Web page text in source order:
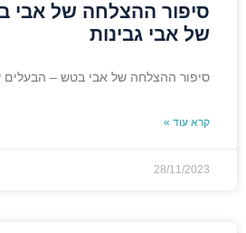
סיפור ההצלחה של אבי
של אבי גבינות
סיפור ההצלחה של אבי בטש – הבעלים
קרא עוד »
28/11/2023